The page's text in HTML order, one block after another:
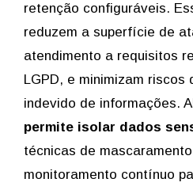
retenção configuráveis.
reduzem a superfície de
atendimento a requisitos
LGPD, e minimizam riscos
indevido de informações.
permite isolar dados
técnicas de
monitoramento contínuo